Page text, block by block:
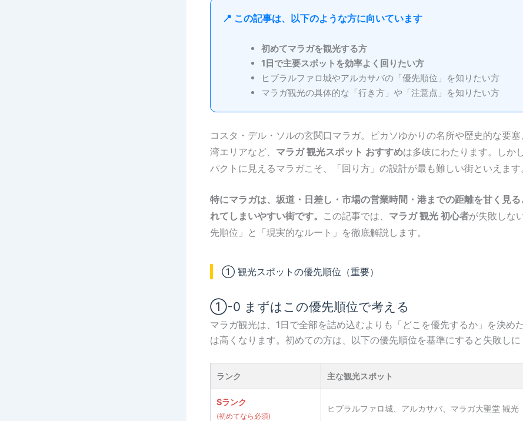
📍 この記事は、以下のような方に向いています
初めてマラガを観光する方
1日で主要スポットを効率よく回りたい方
ヒブラルファロ城やアルカサバの「優先順位」を知りたい方
マラガ観光の具体的な「行き方」や「注意点」を知りたい方
コスタ・デル・ソルの玄関口マラガ。ピカソゆかりの名所や歴史的な要
湾エリアなど、 マラガ 観光スポット おすすめは多岐にわたります。しか
パクトに見えるマラガこそ、「回り方」の設計が最も難しい街といえます
特にマラガは、坂道・日差し・市場の営業時間・港までの距離を甘く見
れてしまいやすい街です。 この記事では、 マラガ 観光 初心者が失敗しな
先順位」と「現実的なルート」を徹底解説します。
① 観光スポットの優先順位（重要）
①-0 まずはこの優先順位で考える
マラガ観光は、1日で全部を詰め込むよりも「どこを優先するか」を決め
は高くなります。初めての方は、以下の優先順位を基準にすると失敗しに
ランク 主な観光スポット
Sランク
(初めてなら必須)
ヒブラルファロ城、アルカサバ、マラガ大聖堂 観光